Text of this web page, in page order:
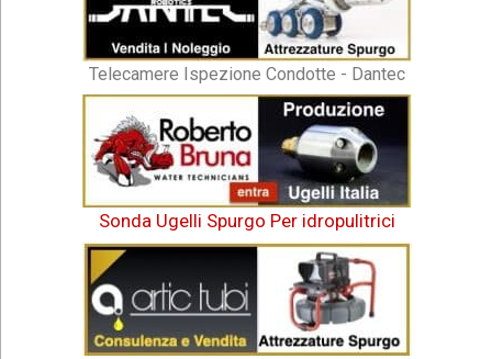
Telecamere Ispezione Condotte - Dantec
Sonda Ugelli Spurgo Per idropulitrici